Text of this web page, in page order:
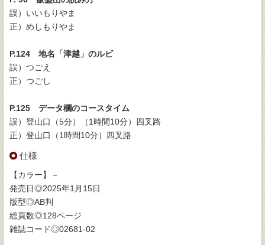
誤）いいもりやま
正）めしもりやま
P.124 地名「津越」のルビ
誤）つごえ
正）つごし
P.125 データ欄のコースタイム
誤）登山口（5分）（1時間10分）四叉路
正）登山口（1時間10分）四叉路
仕様
【カラー】－
発売日◎2025年1月15日
版型◎AB判
総頁数◎128ページ
雑誌コード◎02681-02